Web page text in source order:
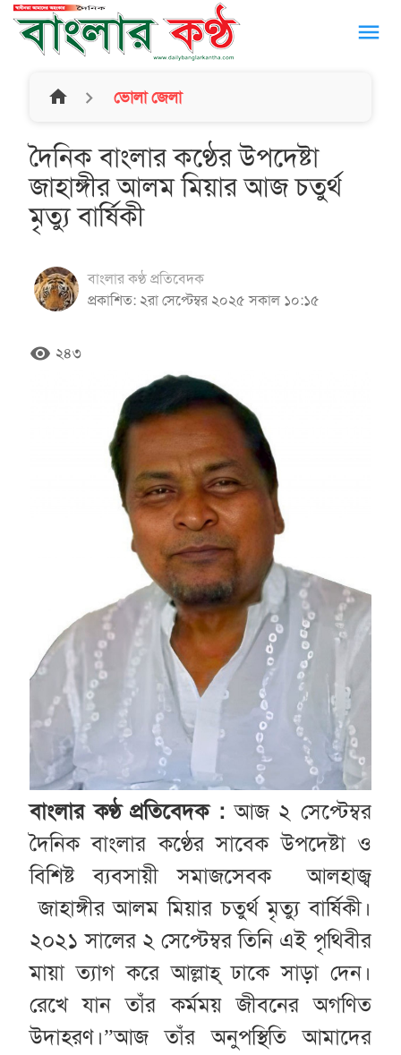
menu
home ভোলা জেলা
দৈনিক বাংলার কণ্ঠের উপদেষ্টা
জাহাঙ্গীর আলম মিয়ার আজ চতুর্থ
মৃত্যু বার্ষিকী
বাংলার কণ্ঠ প্রতিবেদক
প্রকাশিত: ২রা সেপ্টেম্বর ২০২৫ সকাল ১০:১৫
remove_red_eye ২৪৩
বাংলার কণ্ঠ প্রতিবেদক : আজ ২ সেপ্টেম্বর
দৈনিক বাংলার কণ্ঠের সাবেক উপদেষ্টা ও
বিশিষ্ট ব্যবসায়ী সমাজসেবক আলহাজ্ব
জাহাঙ্গীর আলম মিয়ার চতুর্থ মৃত্যু বার্ষিকী।
২০২১ সালের ২ সেপ্টেম্বর তিনি এই পৃথিবীর
মায়া ত্যাগ করে আল্লাহ্ ঢাকে সাড়া দেন।
রেখে যান তাঁর কর্মময় জীবনের অগণিত
উদাহরণ।”আজ তাঁর অনুপস্থিতি আমাদের